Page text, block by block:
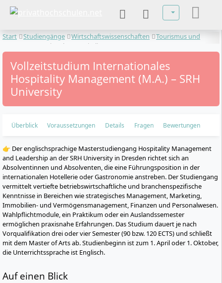
Sprache
Start Studiengänge Wirtschaftswissenschaften
Tourismus und
Internationales Hospitality Management
Vollzeitstudium Internationales
Hospitality Management (M.A.) – SRH
University
Überblick Voraussetzungen Details Fragen Bewertungen
👉 Der englischsprachige Masterstudiengang Hospitality Management
and Leadership an der SRH University in Dresden richtet sich an
Absolventinnen und Absolventen, die eine Führungsposition in der
internationalen Hotellerie oder Gastronomie anstreben. Der Studiengang
vermittelt vertiefte betriebswirtschaftliche und branchenspezifische
Kenntnisse in Bereichen wie strategisches Management, Marketing,
Immobilien- und Vermögensmanagement, Finanzen und Personalwesen.
Wahlpflichtmodule, ein Praktikum oder ein Auslandssemester
ermöglichen praxisnahe Erfahrungen. Das Studium dauert je nach
Vorqualifikation drei oder vier Semester (90 bzw. 120 ECTS) und schließt
mit dem Master of Arts ab. Studienbeginn ist zum 1. April oder 1. Oktober,
die Unterrichtssprache ist Englisch.
Auf einen Blick